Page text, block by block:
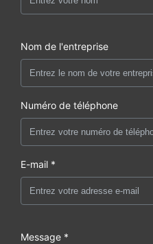
Nom de l'entreprise
Numéro de téléphone
E-mail *
Message *